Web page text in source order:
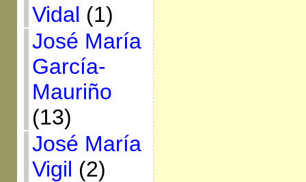
Vidal (1)
José María
García-
Mauriño
(13)
José María
Vigil (2)